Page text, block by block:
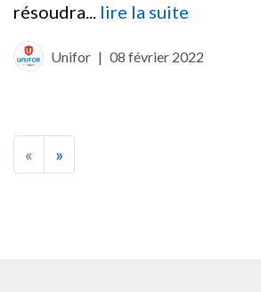
résoudra... lire la suite
Unifor | 08 février 2022
« »